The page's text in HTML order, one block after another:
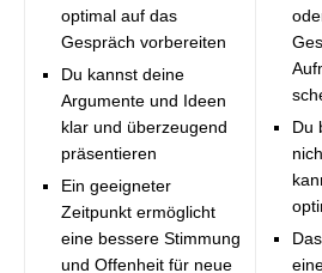
optimal auf das
Gespräch vorbereiten
Du kannst deine
Argumente und Ideen
klar und überzeugend
präsentieren
Ein geeigneter
Zeitpunkt ermöglicht
eine bessere Stimmung
und Offenheit für neue
Du